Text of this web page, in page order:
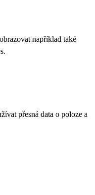
například také
.
přesná data o poloze a